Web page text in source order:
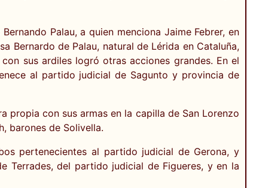
Palau, a quien menciona Jaime Febrer, en
Bernardo de Palau, natural de Lérida en Cataluña,
sus ardiles logró otras acciones grandes. En el
al partido judicial de Sagunto y provincia de
propia con sus armas en la capilla de San Lorenzo
barones de Solivella.
pertenecientes al partido judicial de Gerona, y
Terrades, del partido judicial de Figueres, y en la